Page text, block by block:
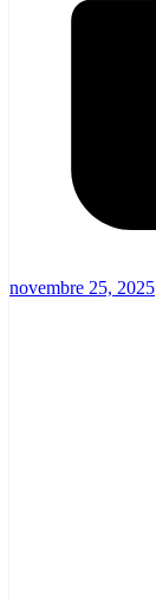
novembre 25, 2025